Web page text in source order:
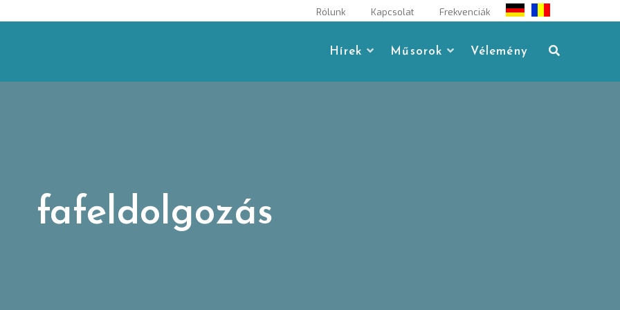
Rólunk Kapcsolat Frekvenciák
Hírek Műsorok Vélemény
fafeldolgozás